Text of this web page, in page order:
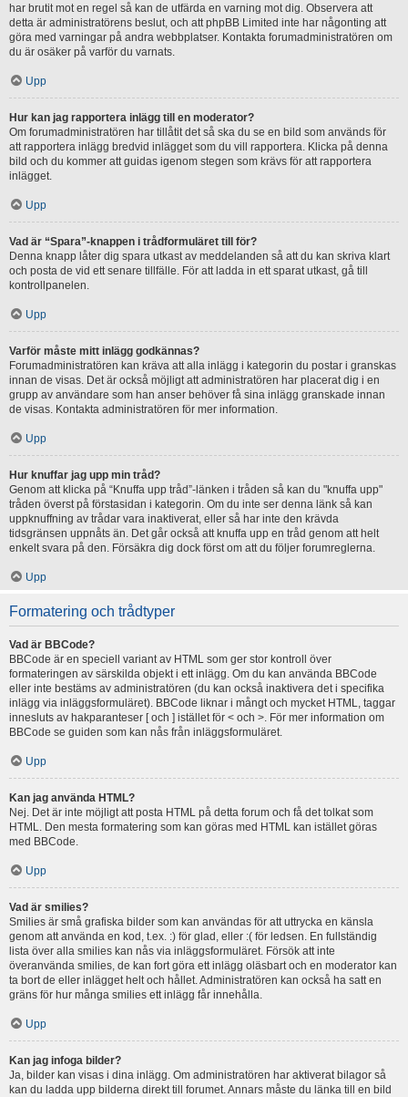
har brutit mot en regel så kan de utfärda en varning mot dig. Observera att
detta är administratörens beslut, och att phpBB Limited inte har någonting att
göra med varningar på andra webbplatser. Kontakta forumadministratören om
du är osäker på varför du varnats.
Upp
Hur kan jag rapportera inlägg till en moderator?
Om forumadministratören har tillåtit det så ska du se en bild som används för
att rapportera inlägg bredvid inlägget som du vill rapportera. Klicka på denna
bild och du kommer att guidas igenom stegen som krävs för att rapportera
inlägget.
Upp
Vad är “Spara”-knappen i trådformuläret till för?
Denna knapp låter dig spara utkast av meddelanden så att du kan skriva klart
och posta de vid ett senare tillfälle. För att ladda in ett sparat utkast, gå till
kontrollpanelen.
Upp
Varför måste mitt inlägg godkännas?
Forumadministratören kan kräva att alla inlägg i kategorin du postar i granskas
innan de visas. Det är också möjligt att administratören har placerat dig i en
grupp av användare som han anser behöver få sina inlägg granskade innan
de visas. Kontakta administratören för mer information.
Upp
Hur knuffar jag upp min tråd?
Genom att klicka på “Knuffa upp tråd”-länken i tråden så kan du "knuffa upp"
tråden överst på förstasidan i kategorin. Om du inte ser denna länk så kan
uppknuffning av trådar vara inaktiverat, eller så har inte den krävda
tidsgränsen uppnåts än. Det går också att knuffa upp en tråd genom att helt
enkelt svara på den. Försäkra dig dock först om att du följer forumreglerna.
Upp
Formatering och trådtyper
Vad är BBCode?
BBCode är en speciell variant av HTML som ger stor kontroll över
formateringen av särskilda objekt i ett inlägg. Om du kan använda BBCode
eller inte bestäms av administratören (du kan också inaktivera det i specifika
inlägg via inläggsformuläret). BBCode liknar i mångt och mycket HTML, taggar
innesluts av hakparanteser [ och ] istället för < och >. För mer information om
BBCode se guiden som kan nås från inläggsformuläret.
Upp
Kan jag använda HTML?
Nej. Det är inte möjligt att posta HTML på detta forum och få det tolkat som
HTML. Den mesta formatering som kan göras med HTML kan istället göras
med BBCode.
Upp
Vad är smilies?
Smilies är små grafiska bilder som kan användas för att uttrycka en känsla
genom att använda en kod, t.ex. :) för glad, eller :( för ledsen. En fullständig
lista över alla smilies kan nås via inläggsformuläret. Försök att inte
överanvända smilies, de kan fort göra ett inlägg oläsbart och en moderator kan
ta bort de eller inlägget helt och hållet. Administratören kan också ha satt en
gräns för hur många smilies ett inlägg får innehålla.
Upp
Kan jag infoga bilder?
Ja, bilder kan visas i dina inlägg. Om administratören har aktiverat bilagor så
kan du ladda upp bilderna direkt till forumet. Annars måste du länka till en bild